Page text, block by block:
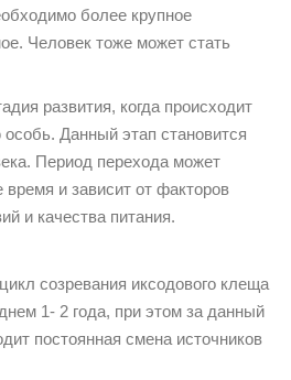
более крупное
Человек тоже может стать
развития, когда происходит
Данный этап становится
Период перехода может
время и зависит от факторов
и качества питания.
созревания иксодового клеща
1- 2 года, при этом за данный
постоянная смена источников